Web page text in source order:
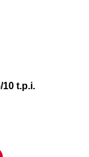
10 t.p.i.